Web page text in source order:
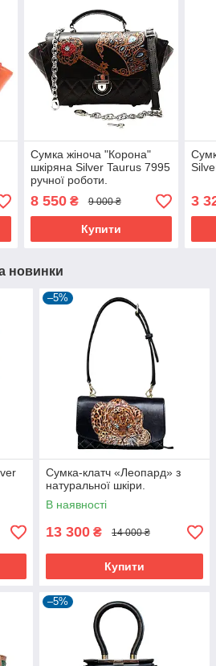
Сумка жіноча "Корона"
шкіряна Silver Taurus 7995
ручної роботи.
8 550₴ 9 000 ₴
Купити
3
новинки
–5%
Сумка-клатч «Леопард» з
натуральної шкіри.
В наявності
13 300 ₴ 14 000 ₴
Купити
–5%